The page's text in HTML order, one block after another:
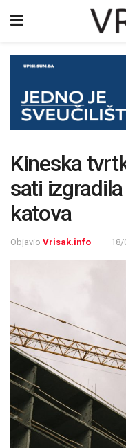
Kineska
sati
katova
Objavio Vrisak.info 18/